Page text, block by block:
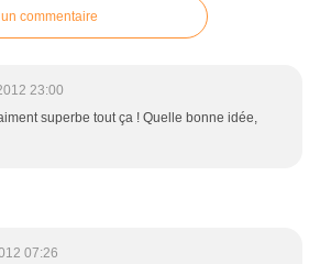
commentaire
23:00
superbe tout ça ! Quelle bonne idée,
07:26